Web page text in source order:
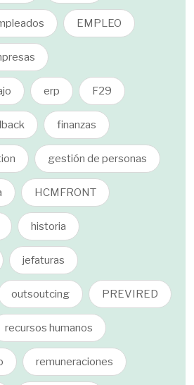
EMPLEO
erp F29
finanzas
gestión de personas
HCMFRONT
historia
jefaturas
outsoutcing PREVIRED
recursos humanos
remuneraciones